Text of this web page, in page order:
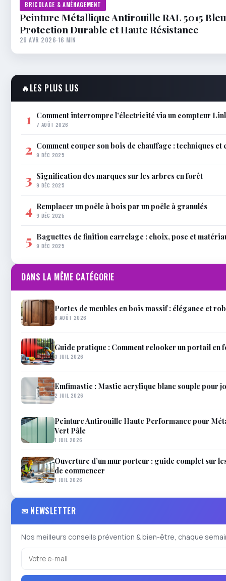
BRICOLAGE & AMÉNAGEMENT
Peinture Métallique Antirouille RAL 5015
Protection Durable et Haute Résistance
26 AVR 2026·16 MIN
🔥LES PLUS LUS
1 Comment interrompre l’électricité via un compteur
7 AOÛT 2026
2 Comment couper son bois de chauffage : techniques et
9 DÉC 2025
3 Signification des marques sur les arbres en forêt
9 DÉC 2025
4 Remplacer un poêle à bois par un poêle à granulés
9 DÉC 2025
5 Baguettes de finition carrelage : choix, pose et
9 DÉC 2025
DANS LA MÊME CATÉGORIE
Portes de meubles en bois massif : élégance et
6 AOÛT 2026
Guide pratique : Comment relooker un portail en
3 JUIL 2026
Emfimastic : Mastic acrylique blanc souple pour
2 JUIL 2026
Peinture Antirouille Haute Performance pour
Vert Pâle
1 JUIL 2026
Ouverture d’un mur porteur : guide complet sur
de commencer
1 JUIL 2026
✉ NEWSLETTER
Nos meilleurs conseils prévention & bien-être, chaque